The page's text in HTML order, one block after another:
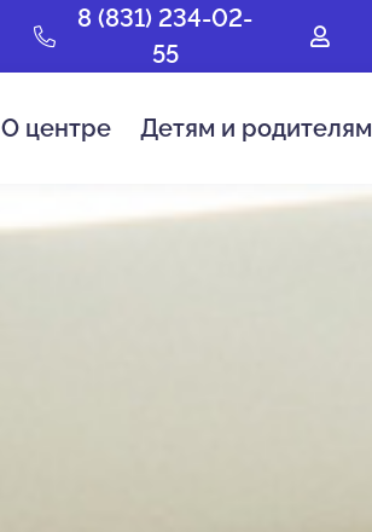
8 (831) 234-02-
55
О центре Детям и родителям